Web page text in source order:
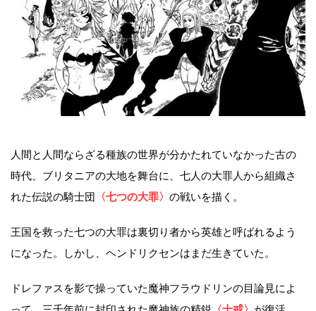
人間と人間ならざる種族の世界が分かたれていなかった古の
時代、ブリタニアの大地を舞台に、七人の大罪人から組織さ
れた伝説の騎士団 〈七つの大罪〉 の戦いを描く。
王国を救った七つの大罪は裏切り者から英雄と呼ばれるよう
になった。しかし、ヘンドリクセンはまだ生きていた。
ドレファスを影で操っていた魔神フラウドリンの目論見によ